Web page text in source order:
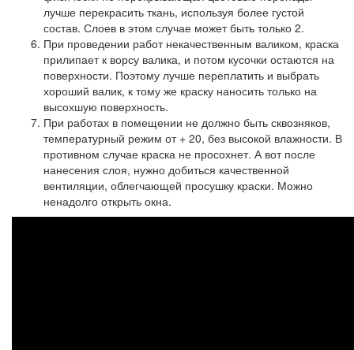
лучше перекрасить ткань, используя более густой
состав. Слоев в этом случае может быть только 2.
При проведении работ некачественным валиком, краска
прилипает к ворсу валика, и потом кусочки остаются на
поверхности. Поэтому лучше переплатить и выбрать
хороший валик, к тому же краску наносить только на
высохшую поверхность.
При работах в помещении не должно быть сквозняков,
температурный режим от + 20, без высокой влажности. В
противном случае краска не просохнет. А вот после
нанесения слоя, нужно добиться качественной
вентиляции, облегчающей просушку краски. Можно
ненадолго открыть окна.